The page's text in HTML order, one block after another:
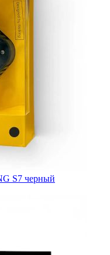
S7 черный